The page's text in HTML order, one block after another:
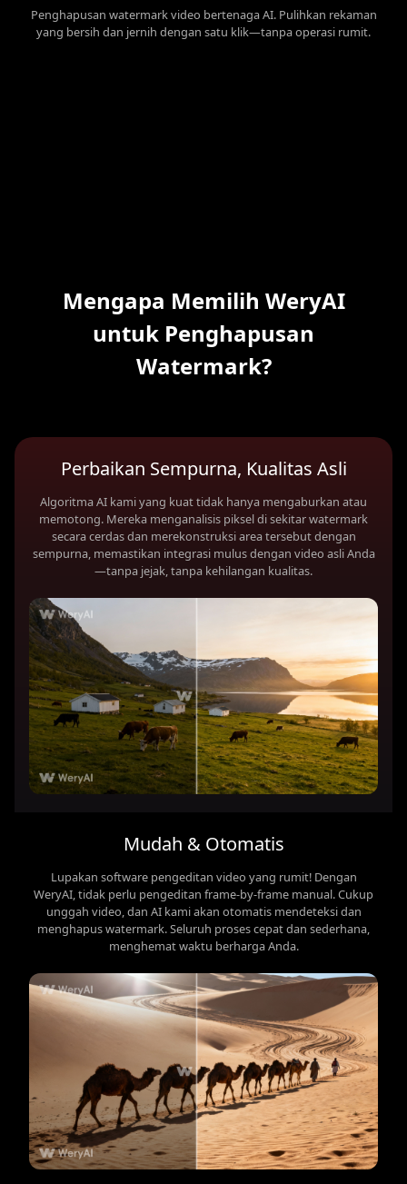
Penghapusan watermark video bertenaga AI. Pulihkan rekaman
yang bersih dan jernih dengan satu klik—tanpa operasi rumit.
Mengapa Memilih WeryAI
untuk Penghapusan
Watermark?
Perbaikan Sempurna, Kualitas Asli
Algoritma AI kami yang kuat tidak hanya mengaburkan atau
memotong. Mereka menganalisis piksel di sekitar watermark
secara cerdas dan merekonstruksi area tersebut dengan
sempurna, memastikan integrasi mulus dengan video asli Anda
—tanpa jejak, tanpa kehilangan kualitas.
Mudah & Otomatis
Lupakan software pengeditan video yang rumit! Dengan
WeryAI, tidak perlu pengeditan frame-by-frame manual. Cukup
unggah video, dan AI kami akan otomatis mendeteksi dan
menghapus watermark. Seluruh proses cepat dan sederhana,
menghemat waktu berharga Anda.